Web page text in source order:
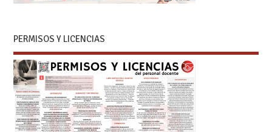
PERMISOS Y LICENCIAS